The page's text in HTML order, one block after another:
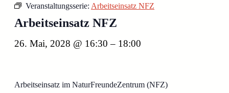
Veranstaltungsserie: Arbeitseinsatz NFZ
Arbeitseinsatz NFZ
26. Mai, 2028 @ 16:30 – 18:00
Arbeitseinsatz im NaturFreundeZentrum (NFZ)